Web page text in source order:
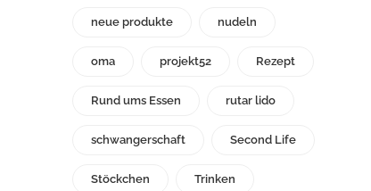
neue produkte nudeln
oma projekt52 Rezept
Rund ums Essen rutar lido
schwangerschaft Second Life
Stöckchen Trinken